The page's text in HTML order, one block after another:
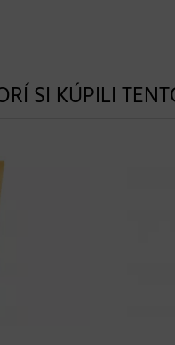
SI KÚPILI